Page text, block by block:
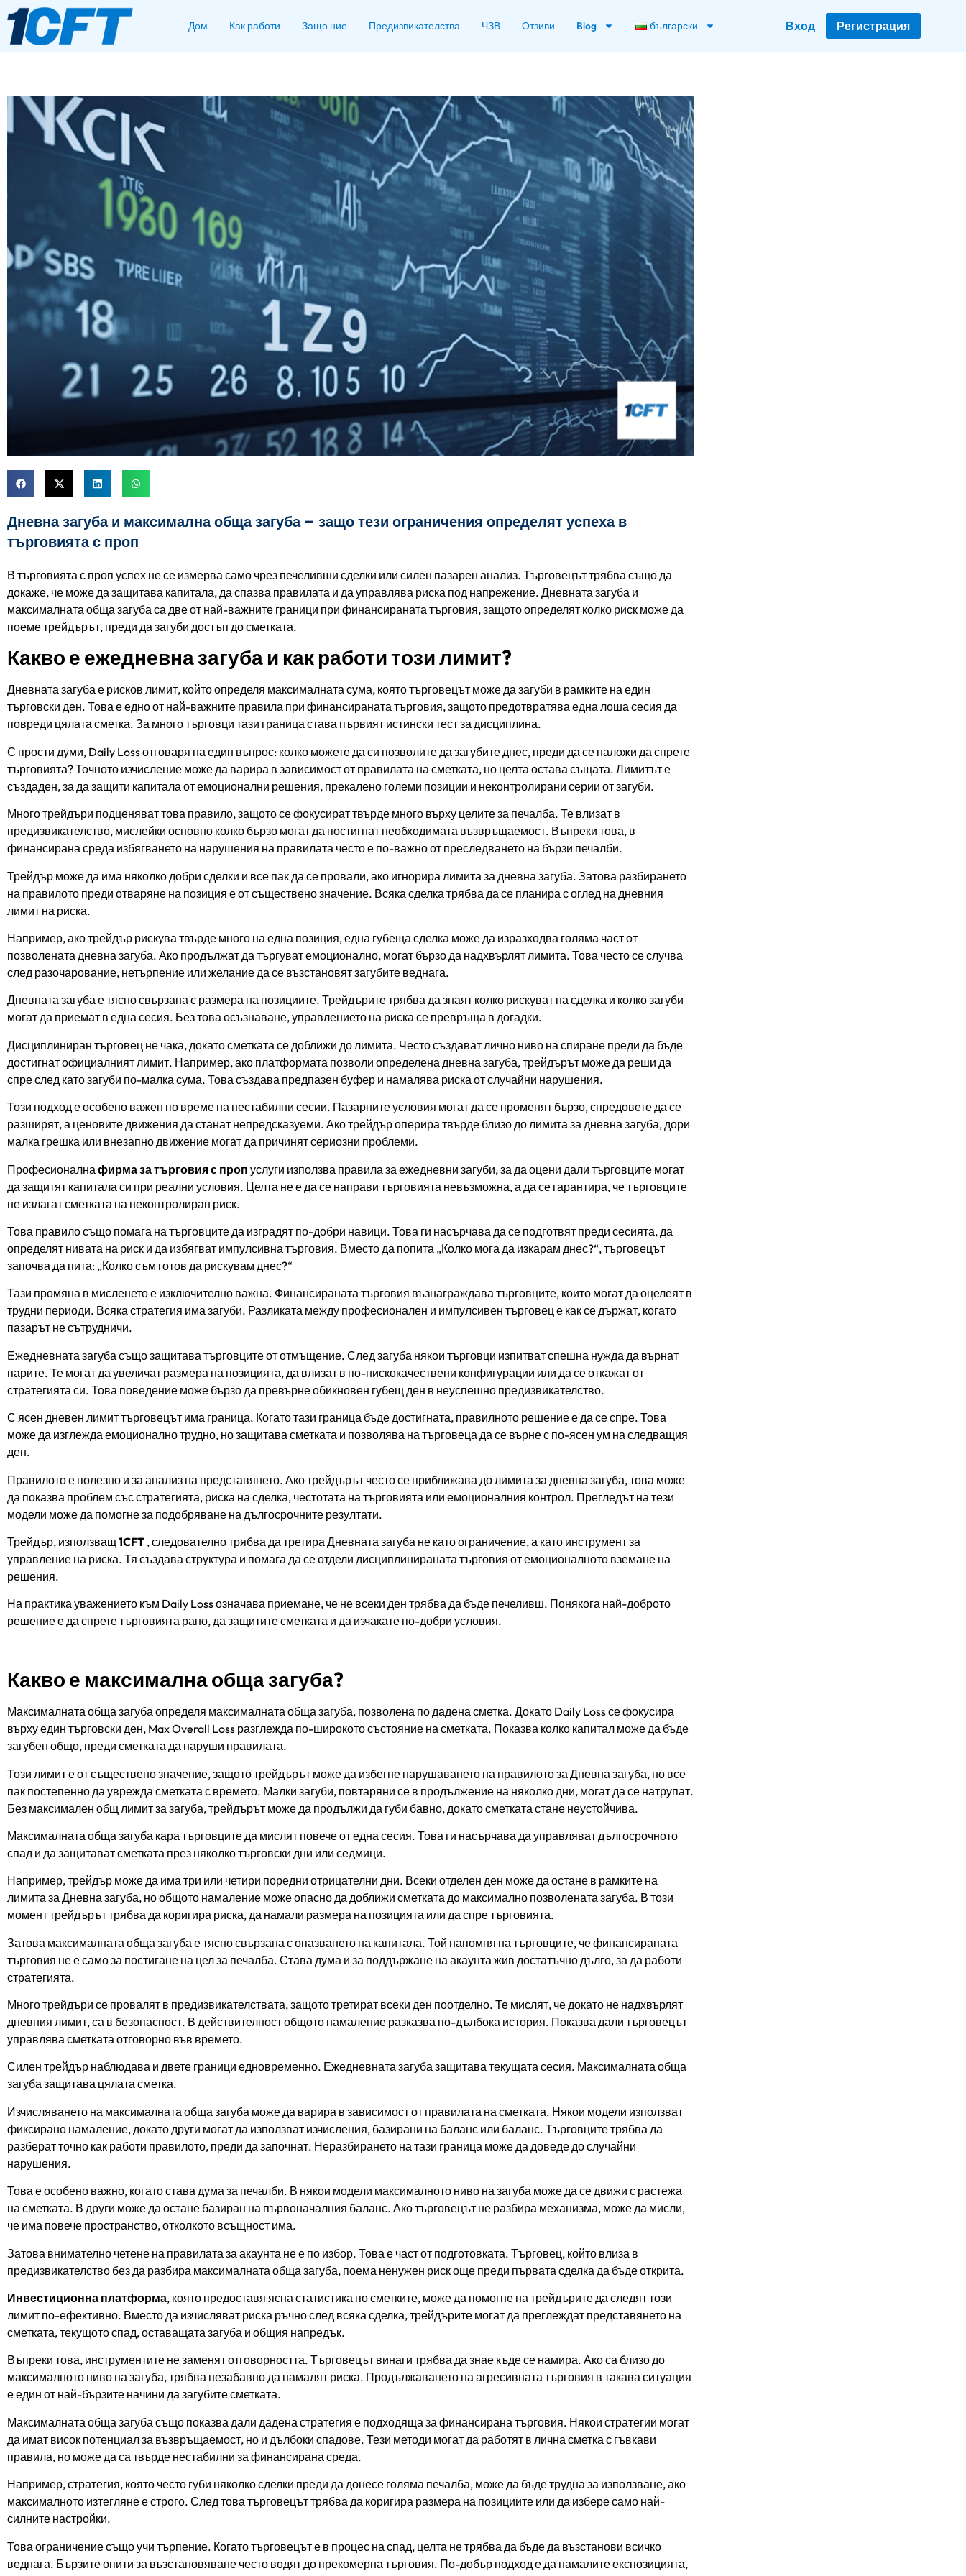
Дом Как работи Защо ние Предизвикателства ЧЗВ Отзиви Blog български Вход Регистрация
Дневна загуба и максимална обща загуба – защо тези ограничения определят успеха в
търговията с проп
В търговията с проп успех не се измерва само чрез печеливши сделки или силен пазарен анализ. Търговецът трябва също да
докаже, че може да защитава капитала, да спазва правилата и да управлява риска под напрежение. Дневната загуба и
максималната обща загуба са две от най-важните граници при финансираната търговия, защото определят колко риск може да
поеме трейдърът, преди да загуби достъп до сметката.
Какво е ежедневна загуба и как работи този лимит?
Дневната загуба е рисков лимит, който определя максималната сума, която търговецът може да загуби в рамките на един
търговски ден. Това е едно от най-важните правила при финансираната търговия, защото предотвратява една лоша сесия да
повреди цялата сметка. За много търговци тази граница става първият истински тест за дисциплина.
С прости думи, Daily Loss отговаря на един въпрос: колко можете да си позволите да загубите днес, преди да се наложи да спрете
търговията? Точното изчисление може да варира в зависимост от правилата на сметката, но целта остава същата. Лимитът е
създаден, за да защити капитала от емоционални решения, прекалено големи позиции и неконтролирани серии от загуби.
Много трейдъри подценяват това правило, защото се фокусират твърде много върху целите за печалба. Те влизат в
предизвикателство, мислейки основно колко бързо могат да постигнат необходимата възвръщаемост. Въпреки това, в
финансирана среда избягването на нарушения на правилата често е по-важно от преследването на бързи печалби.
Трейдър може да има няколко добри сделки и все пак да се провали, ако игнорира лимита за дневна загуба. Затова разбирането
на правилото преди отваряне на позиция е от съществено значение. Всяка сделка трябва да се планира с оглед на дневния
лимит на риска.
Например, ако трейдър рискува твърде много на една позиция, една губеща сделка може да изразходва голяма част от
позволената дневна загуба. Ако продължат да търгуват емоционално, могат бързо да надхвърлят лимита. Това често се случва
след разочарование, нетърпение или желание да се възстановят загубите веднага.
Дневната загуба е тясно свързана с размера на позициите. Трейдърите трябва да знаят колко рискуват на сделка и колко загуби
могат да приемат в една сесия. Без това осъзнаване, управлението на риска се превръща в догадки.
Дисциплиниран търговец не чака, докато сметката се доближи до лимита. Често създават лично ниво на спиране преди да бъде
достигнат официалният лимит. Например, ако платформата позволи определена дневна загуба, трейдърът може да реши да
спре след като загуби по-малка сума. Това създава предпазен буфер и намалява риска от случайни нарушения.
Този подход е особено важен по време на нестабилни сесии. Пазарните условия могат да се променят бързо, спредовете да се
разширят, а ценовите движения да станат непредсказуеми. Ако трейдър оперира твърде близо до лимита за дневна загуба, дори
малка грешка или внезапно движение могат да причинят сериозни проблеми.
Професионална фирма за търговия с проп услуги използва правила за ежедневни загуби, за да оцени дали търговците могат
да защитят капитала си при реални условия. Целта не е да се направи търговията невъзможна, а да се гарантира, че търговците
не излагат сметката на неконтролиран риск.
Това правило също помага на търговците да изградят по-добри навици. Това ги насърчава да се подготвят преди сесията, да
определят нивата на риск и да избягват импулсивна търговия. Вместо да попита „Колко мога да изкарам днес?“, търговецът
започва да пита: „Колко съм готов да рискувам днес?“
Тази промяна в мисленето е изключително важна. Финансираната търговия възнаграждава търговците, които могат да оцелеят в
трудни периоди. Всяка стратегия има загуби. Разликата между професионален и импулсивен търговец е как се държат, когато
пазарът не сътрудничи.
Ежедневната загуба също защитава търговците от отмъщение. След загуба някои търговци изпитват спешна нужда да върнат
парите. Те могат да увеличат размера на позицията, да влизат в по-нискокачествени конфигурации или да се откажат от
стратегията си. Това поведение може бързо да превърне обикновен губещ ден в неуспешно предизвикателство.
С ясен дневен лимит търговецът има граница. Когато тази граница бъде достигната, правилното решение е да се спре. Това
може да изглежда емоционално трудно, но защитава сметката и позволява на търговеца да се върне с по-ясен ум на следващия
ден.
Правилото е полезно и за анализ на представянето. Ако трейдърът често се приближава до лимита за дневна загуба, това може
да показва проблем със стратегията, риска на сделка, честотата на търговията или емоционалния контрол. Прегледът на тези
модели може да помогне за подобряване на дългосрочните резултати.
Трейдър, използващ 1CFT , следователно трябва да третира Дневната загуба не като ограничение, а като инструмент за
управление на риска. Тя създава структура и помага да се отдели дисциплинираната търговия от емоционалното вземане на
решения.
На практика уважението към Daily Loss означава приемане, че не всеки ден трябва да бъде печеливш. Понякога най-доброто
решение е да спрете търговията рано, да защитите сметката и да изчакате по-добри условия.
Какво е максимална обща загуба?
Максималната обща загуба определя максималната обща загуба, позволена по дадена сметка. Докато Daily Loss се фокусира
върху един търговски ден, Max Overall Loss разглежда по-широкото състояние на сметката. Показва колко капитал може да бъде
загубен общо, преди сметката да наруши правилата.
Този лимит е от съществено значение, защото трейдърът може да избегне нарушаването на правилото за Дневна загуба, но все
пак постепенно да уврежда сметката с времето. Малки загуби, повтаряни се в продължение на няколко дни, могат да се натрупат.
Без максимален общ лимит за загуба, трейдърът може да продължи да губи бавно, докато сметката стане неустойчива.
Максималната обща загуба кара търговците да мислят повече от една сесия. Това ги насърчава да управляват дългосрочното
спад и да защитават сметката през няколко търговски дни или седмици.
Например, трейдър може да има три или четири поредни отрицателни дни. Всеки отделен ден може да остане в рамките на
лимита за Дневна загуба, но общото намаление може опасно да доближи сметката до максимално позволената загуба. В този
момент трейдърът трябва да коригира риска, да намали размера на позицията или да спре търговията.
Затова максималната обща загуба е тясно свързана с опазването на капитала. Той напомня на търговците, че финансираната
търговия не е само за постигане на цел за печалба. Става дума и за поддържане на акаунта жив достатъчно дълго, за да работи
стратегията.
Много трейдъри се провалят в предизвикателствата, защото третират всеки ден поотделно. Те мислят, че докато не надхвърлят
дневния лимит, са в безопасност. В действителност общото намаление разказва по-дълбока история. Показва дали търговецът
управлява сметката отговорно във времето.
Силен трейдър наблюдава и двете граници едновременно. Ежедневната загуба защитава текущата сесия. Максималната обща
загуба защитава цялата сметка.
Изчисляването на максималната обща загуба може да варира в зависимост от правилата на сметката. Някои модели използват
фиксирано намаление, докато други могат да използват изчисления, базирани на баланс или баланс. Търговците трябва да
разберат точно как работи правилото, преди да започнат. Неразбирането на тази граница може да доведе до случайни
нарушения.
Това е особено важно, когато става дума за печалби. В някои модели максималното ниво на загуба може да се движи с растежа
на сметката. В други може да остане базиран на първоначалния баланс. Ако търговецът не разбира механизма, може да мисли,
че има повече пространство, отколкото всъщност има.
Затова внимателно четене на правилата за акаунта не е по избор. Това е част от подготовката. Търговец, който влиза в
предизвикателство без да разбира максималната обща загуба, поема ненужен риск още преди първата сделка да бъде открита.
Инвестиционна платформа, която предоставя ясна статистика по сметките, може да помогне на трейдърите да следят този
лимит по-ефективно. Вместо да изчисляват риска ръчно след всяка сделка, трейдърите могат да преглеждат представянето на
сметката, текущото спад, оставащата загуба и общия напредък.
Въпреки това, инструментите не заменят отговорността. Търговецът винаги трябва да знае къде се намира. Ако са близо до
максималното ниво на загуба, трябва незабавно да намалят риска. Продължаването на агресивната търговия в такава ситуация
е един от най-бързите начини да загубите сметката.
Максималната обща загуба също показва дали дадена стратегия е подходяща за финансирана търговия. Някои стратегии могат
да имат висок потенциал за възвръщаемост, но и дълбоки спадове. Тези методи могат да работят в лична сметка с гъвкави
правила, но може да са твърде нестабилни за финансирана среда.
Например, стратегия, която често губи няколко сделки преди да донесе голяма печалба, може да бъде трудна за използване, ако
максималното изтегляне е строго. След това търговецът трябва да коригира размера на позициите или да избере само най-
силните настройки.
Това ограничение също учи търпение. Когато търговецът е в процес на спад, целта не трябва да бъде да възстанови всичко
веднага. Бързите опити за възстановяване често водят до прекомерна търговия. По-добър подход е да намалите експозицията,